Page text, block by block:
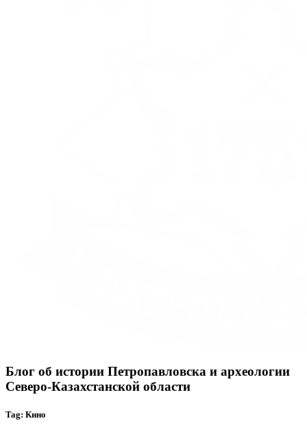
Блог об истории Петропавловска и археологии
Северо-Казахстанской области
Tag: Кино